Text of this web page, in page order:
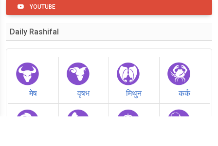
YOUTUBE
Daily Rashifal
मेष वृषभ मिथुन कर्क